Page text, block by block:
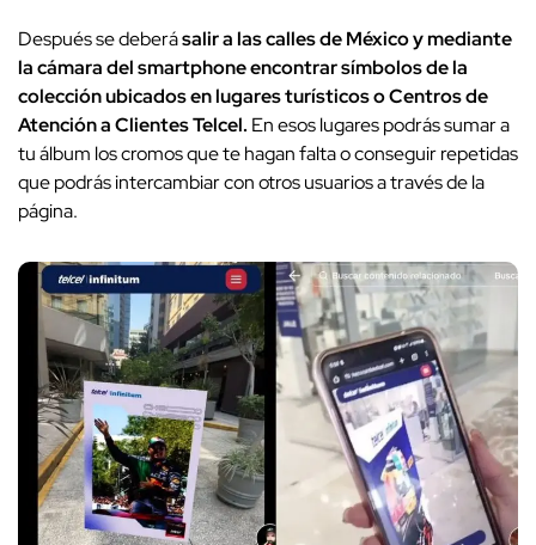
Después se deberásalir a las calles de México y mediante
la cámara del smartphone encontrar símbolos de la
colección ubicados en lugares turísticos o Centros de
Atención a Clientes Telcel. En esos lugares podrás sumar a
tu álbum los cromos que te hagan falta o conseguir repetidas
que podrás intercambiar con otros usuarios a través de la
página.